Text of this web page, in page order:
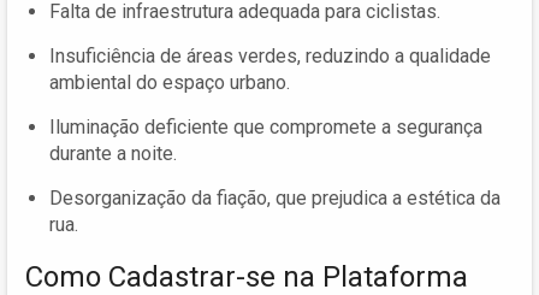
Falta de infraestrutura adequada para ciclistas.
Insuficiência de áreas verdes, reduzindo a qualidade
ambiental do espaço urbano.
Iluminação deficiente que compromete a segurança
durante a noite.
Desorganização da fiação, que prejudica a estética da
rua.
Como Cadastrar-se na Plataforma